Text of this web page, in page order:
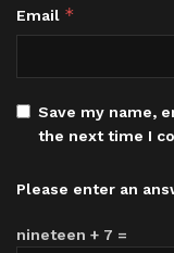
Email *
Save my name,
the next time I
Please enter an
nineteen + 7 =